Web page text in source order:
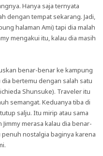
Hanya saja ternyata
dengan tempat sekarang. Jadi,
halaman Ami) tapi dia malah
mengakui itu, kalau dia masih
benar-benar ke kampung
dia bertemu dengan salah satu
Shunsuke). Traveler itu
semangat. Keduanya tiba di
salju. Itu mirip atau sama
merasa kalau dia benar-
nostalgia baginya karena